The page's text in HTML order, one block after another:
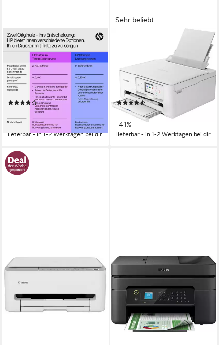
HP
DeskJet 2920
Multifunktionsdrucker
1200 x 1200 dpi Auflösung s/w Druck
4800 x 1200 dpi Auflösung Farb Druck
1200 x 1200 dpi Auflösung Scan
(42)
UVP
-20%
lieferbar - in 1-2 Werktagen bei dir
Sehr beliebt
Multifunktionsdrucker
1200 x 1200 dpi
Auflösung Farb Druck
1200 x 2400 dpi Auflösung Scan
Tintendruck Druckverfahren
(64)
ab 85,99 € UVP 145,00 €
-41%
lieferbar - in 1-2 Werktagen bei dir